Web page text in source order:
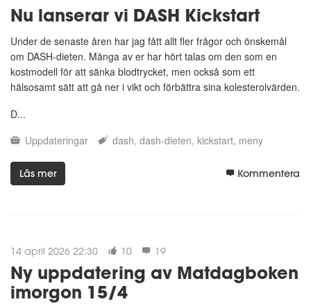
Nu lanserar vi DASH Kickstart
Under de senaste åren har jag fått allt fler frågor och önskemål
om DASH-dieten. Många av er har hört talas om den som en
kostmodell för att sänka blodtrycket, men också som ett
hälsosamt sätt att gå ner i vikt och förbättra sina kolesterolvärden.
D...
Uppdateringar
dash dash-dieten kickstart meny
Läs mer Kommentera
14 april 2026 22:30 10 19
Ny uppdatering av Matdagboken
imorgon 15/4